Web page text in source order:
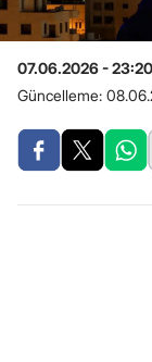
07.06.2026 - 23:20
Güncelleme: